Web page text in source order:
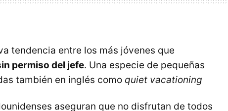
tendencia entre los más jóvenes que
permiso del jefe. Una especie de pequeñas
también en inglés como quiet vacationing
aseguran que no disfrutan de todos